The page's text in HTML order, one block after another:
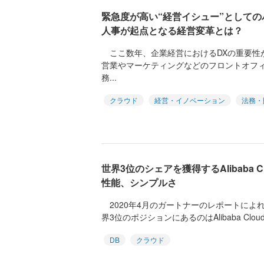
緊急度が高い“経営イシュー”として
人事が起点となる経営変革とは？
ここ数年、企業経営におけるDXの重要
営業やマーケティングなどのフロントオフ
務...
クラウド 経営・イノベーション 法務
世界3位のシェアを獲得するAlibaba
性能、シンプルさ
2020年4月のガートナーのレポートによ
界3位のポジションにあるのはAlibaba
DB クラウド